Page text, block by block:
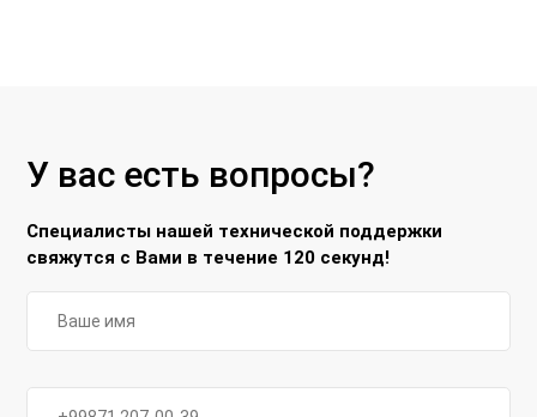
У вас есть вопросы?
Специалисты нашей технической поддержки
свяжутся с Вами в течение 120 секунд!